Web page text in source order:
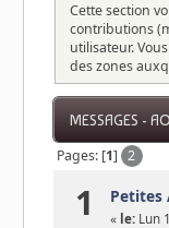
Cette section
contributions
utilisateur.
des zones
MESSAGES -
Pages: [1] 2
1 Petites
« le: Lun